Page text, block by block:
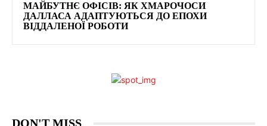
МАЙБУТНЄ ОФІСІВ: ЯК ХМАРОЧОСИ
ДАЛЛАСА АДАПТУЮТЬСЯ ДО ЕПОХИ
ВІДДАЛЕНОЇ РОБОТИ
DON'T MISS